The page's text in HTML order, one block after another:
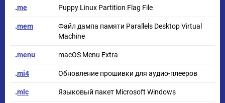
.me Puppy Linux Partition Flag File
.mem
Файл дампа памяти Parallels Desktop Virtual
Machine
.menu macOS Menu Extra
.mi4 Обновление прошивки для аудио-плееров
.mlc Языковый пакет Microsoft Windows